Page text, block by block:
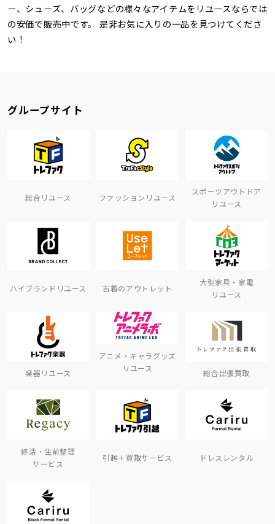
ー、シューズ、バッグなどの様々なアイテムをリユースならでは
の安価で販売中です。 是非お気に入りの一品を見つけてくださ
い！
グループサイト
総合リユース ファッションリユース
スポーツアウトドア
リユース
ハイブランドリユース 古着のアウトレット
大型家具・家電
リユース
楽器リユース
アニメ・キャラグッズ
リユース
総合出張買取
終活・生前整理
サービス
引越＋買取サービス ドレスレンタル